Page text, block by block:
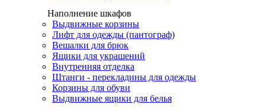
Наполнение шкафов
Выдвижные корзины
Лифт для одежды (пантограф)
Вешалки для брюк
Ящики для украшений
Внутренняя отделка
Штанги - перекладины для одежды
Корзины для обуви
Выдвижные ящики для белья